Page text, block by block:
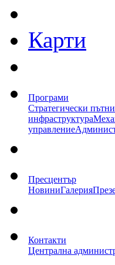
Карти
Програми
Стратегически
инфраструктура
управление
Пресцентър
НовиниГалерия
Контакти
Централна